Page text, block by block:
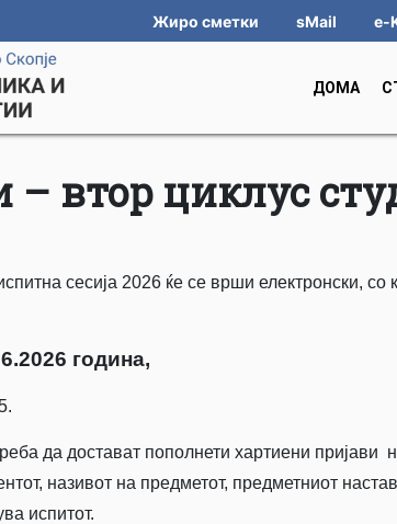
Жиро сметки sMail e-
ДОМА
втор циклус
сесија 2026 ќе се врши електронски, со
година,
да достават пополнети хартиени пријави
називот на предметот, предметниот
испитот.